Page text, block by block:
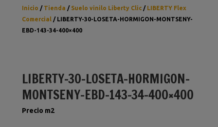
Inicio / Tienda / Suelo vinilo Liberty Clic/ LIBERTY Flex
Comercial/ LIBERTY-30-LOSETA-HORMIGON-MONTSENY-
EBD-143-34-400×400
LIBERTY-30-LOSETA-HORMIGON-
MONTSENY-EBD-143-34-400×400
Precio m2